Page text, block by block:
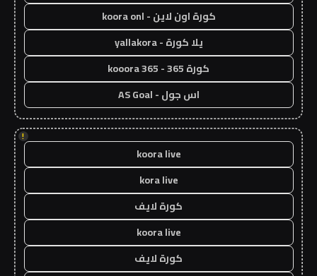
كورة اون لاين - koora onl
يلا كورة - yallakora
كورة 365 - kooora 365
اس جول - AS Goal
!
koora live
kora live
كورة لايف
koora live
كورة لايف